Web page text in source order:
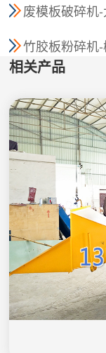
废模板破碎机
竹胶板粉碎机
相关产品